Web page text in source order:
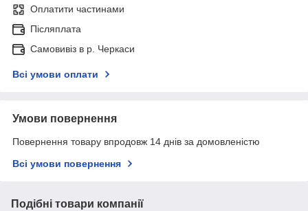
Оплатити частинами
Післяплата
Самовивіз в р. Черкаси
Всі умови оплати
Умови повернення
Повернення товару впродовж 14 днів за домовленістю
Всі умови повернення
Подібні товари компанії